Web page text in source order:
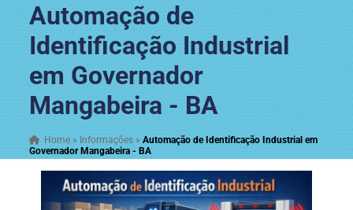
Automação de
Identificação Industrial
em Governador
Mangabeira - BA
Home » Informações »Automação de Identificação Industrial em
Governador Mangabeira - BA